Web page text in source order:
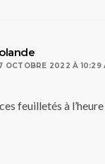
OCTOBRE 2022 À 10:29
feuilletés à l’heure